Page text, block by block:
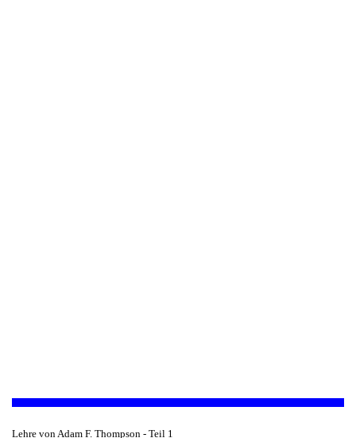
Lehre von Adam F. Thompson - Teil 1